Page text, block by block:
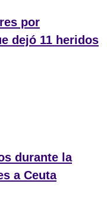
por
dejó 11 heridos
durante la
a Ceuta